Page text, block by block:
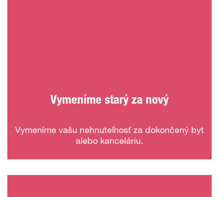
Vymeníme starý za nový
Vymeníme vašu nehnuteľnosť za dokončený byt
alebo kanceláriu.